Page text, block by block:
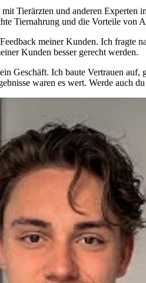
Tierärzten und anderen
Tiernahrung⁢ und‌ die Vorteile von
meiner Kunden.​ Ich fragte
⁢Kunden besser gerecht werden.
Geschäft. ‍Ich baute ‍Vertrauen
waren es wert. Werde